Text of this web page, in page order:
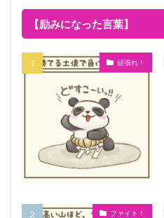
【励みになった言葉】
頑張れ！
ファイト！